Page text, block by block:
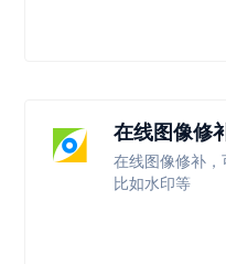
在线图像修
在线图像修补，
比如水印等